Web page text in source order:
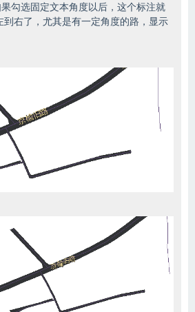
勾选固定文本角度以后，这个标注就
到右了，尤其是有一定角度的路，显示